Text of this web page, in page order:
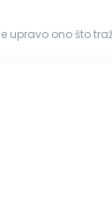
ono što